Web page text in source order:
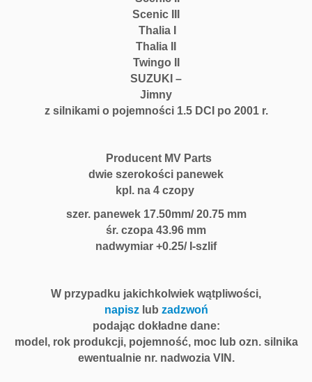
Scenic III
Thalia I
Thalia II
Twingo II
SUZUKI –
Jimny
z silnikami o pojemności 1.5 DCI po 2001 r.
Producent MV Parts
dwie szerokości panewek
kpl. na 4 czopy
szer. panewek 17.50mm/ 20.75 mm
śr. czopa 43.96 mm
nadwymiar +0.25/ I-szlif
W przypadku jakichkolwiek wątpliwości,
napiszlub zadzwoń
podając dokładne dane:
model, rok produkcji, pojemność, moc lub ozn. silnika
ewentualnie nr. nadwozia VIN.